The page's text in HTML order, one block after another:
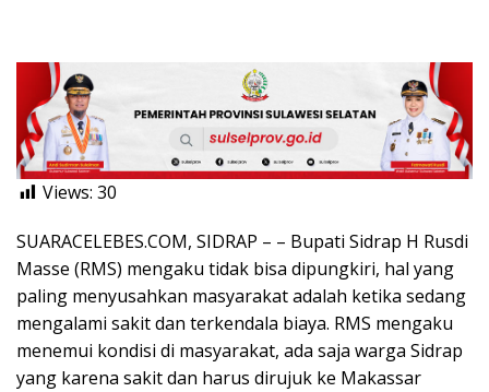
Views: 30
SUARACELEBES.COM, SIDRAP – – Bupati Sidrap H Rusdi
Masse (RMS) mengaku tidak bisa dipungkiri, hal yang
paling menyusahkan masyarakat adalah ketika sedang
mengalami sakit dan terkendala biaya. RMS mengaku
menemui kondisi di masyarakat, ada saja warga Sidrap
yang karena sakit dan harus dirujuk ke Makassar